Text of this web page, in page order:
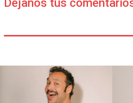
Déjanos tus